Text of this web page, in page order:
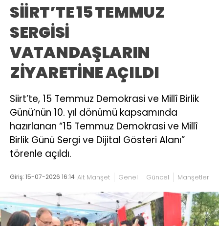
SİİRT’TE 15 TEMMUZ
SERGİSİ
VATANDAŞLARIN
ZİYARETİNE AÇILDI
Siirt’te, 15 Temmuz Demokrasi ve Millî Birlik
Günü’nün 10. yıl dönümü kapsamında
hazırlanan “15 Temmuz Demokrasi ve Millî
Birlik Günü Sergi ve Dijital Gösteri Alanı”
törenle açıldı.
Giriş: 15-07-2026 16:14 Alt Manşet Genel Güncel Manşetler